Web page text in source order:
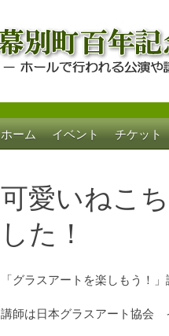
幕別町百年
ホールで行われる公演や講座のご案
ホーム イベント チケット
可愛いねこ
した！
「グラスアートを楽しもう！
講師は日本グラスアート協会